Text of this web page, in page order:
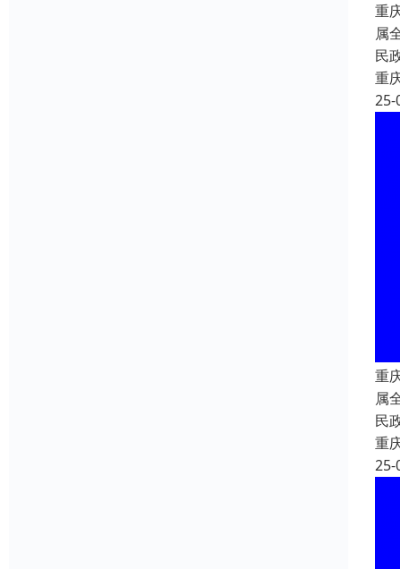
重
属
民
重
25-
重
属
民
重
25-